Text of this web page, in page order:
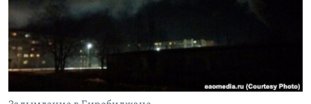
РАСПИСАНИЕ ВЕЩАНИЯ
ПОДПИШИТЕСЬ НА РАССЫЛКУ
СОЦИАЛЬНЫЕ СЕТИ